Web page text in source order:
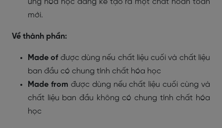
ứng hóa học đáng kể tạo ra một chất hoàn toàn
mới.
Về thành phần:
Made ofđược dùng nếu chất liệu cuối và chất liệu
ban đầu có chung tính chất hóa học
Made from được dùng nếu chất liệu cuối cùng và
chất liệu ban đầu không có chung tính chất hóa
học